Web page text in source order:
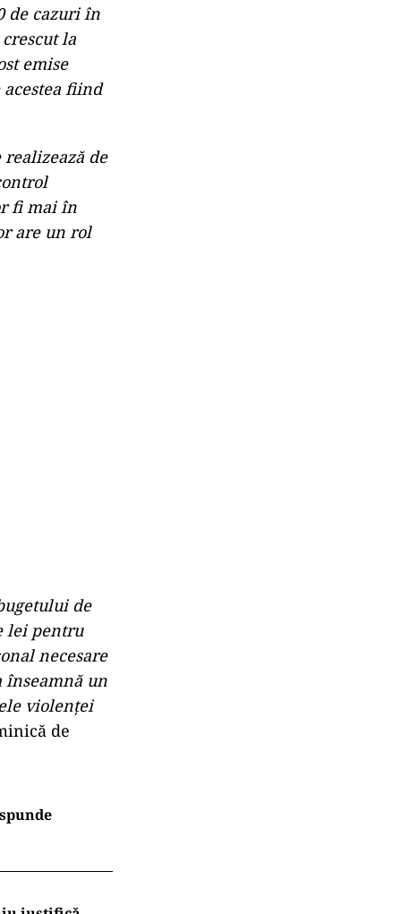
de cazuri în
la
emise
fiind
de
fi mai în
are un rol
de
lei pentru
necesare
înseamnă un
violenţei
de